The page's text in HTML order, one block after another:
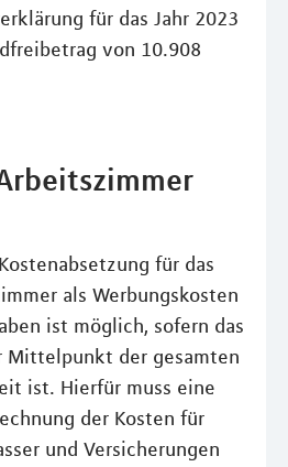
für das Jahr 2023
von 10.908
für das
als Werbungskosten
ist möglich, sofern das
Mittelpunkt der gesamten
ist. Hierfür muss eine
der Kosten für
und Versicherungen